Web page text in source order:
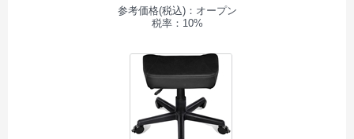
参考価格(税込)：オープン
税率：10%